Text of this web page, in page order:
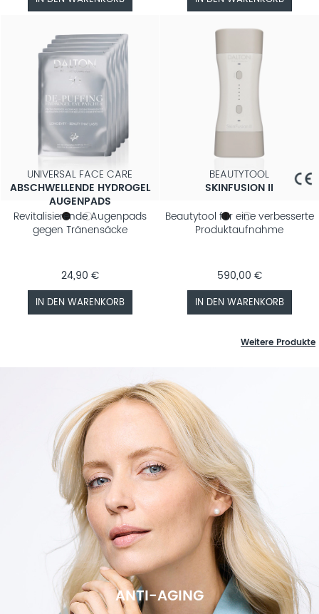
UNIVERSAL FACE CARE
ABSCHWELLENDE HYDROGEL
AUGENPADS
Revitalisierende Augenpads
gegen Tränensäcke
24,90 €
IN DEN WARENKORB
BEAUTYTOOL
SKINFUSION II
Beautytool für eine verbesserte
Produktaufnahme
590,00 €
IN DEN WARENKORB
Weitere Produkte
ANTI-AGING